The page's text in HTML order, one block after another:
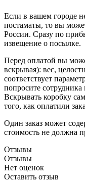
Если в вашем городе
постаматы, то вы
России. Сразу по
извещение о посылке.
Перед оплатой вы
вскрывая): вес,
соответствует
попросите
Вскрывать коробку
того, как оплатили
Один заказ может
стоимость не должна
Отзывы
Отзывы
Нет оценок
Оставить отзыв